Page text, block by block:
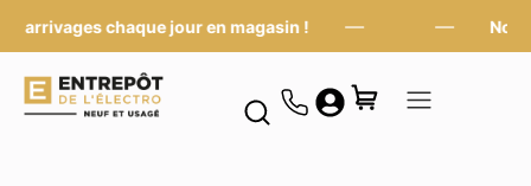
arrivages chaque jour en magasin !